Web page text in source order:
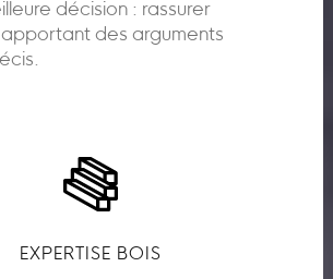
décision : rassurer
apportant des arguments
EXPERTISE BOIS